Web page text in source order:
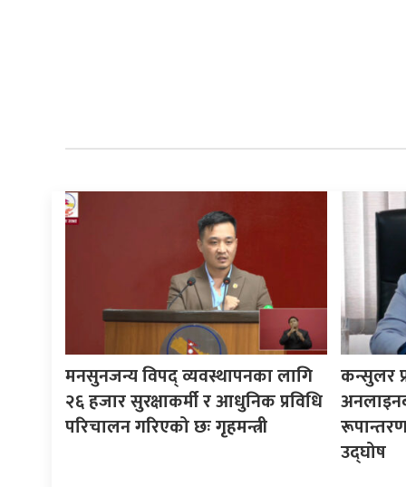
मनसुनजन्य विपद् व्यवस्थापनका लागि
२६ हजार सुरक्षाकर्मी र आधुनिक प्रविधि
परिचालन गरिएको छः गृहमन्त्री
कन्सुलर
रूपान्तरण
उद्घोष